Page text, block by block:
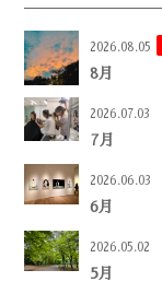
2026.08.05
8月
2026.07.03
7月
2026.06.03
6月
2026.05.02
5月